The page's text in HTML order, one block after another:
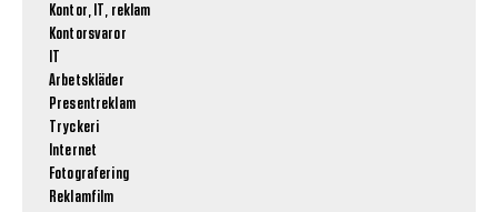
Kontor, IT, reklam
Kontorsvaror
Arbetskläder
Presentreklam
Tryckeri
Internet
Fotografering
Reklamfilm